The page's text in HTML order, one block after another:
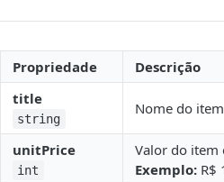
Propriedade
Descrição
title
string
Nome do
unitPrice
int
Valor do item
Exemplo: R$